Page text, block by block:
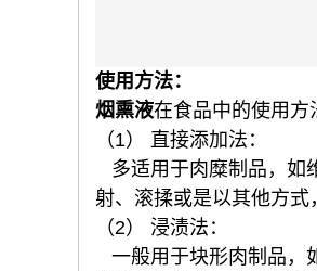
使用方法：
烟熏液在食品中的使用方
（1） 直接添加法：
多适用于肉糜制品，如
射、滚揉或是以其他方式
（2） 浸渍法：
一般用于块形肉制品，